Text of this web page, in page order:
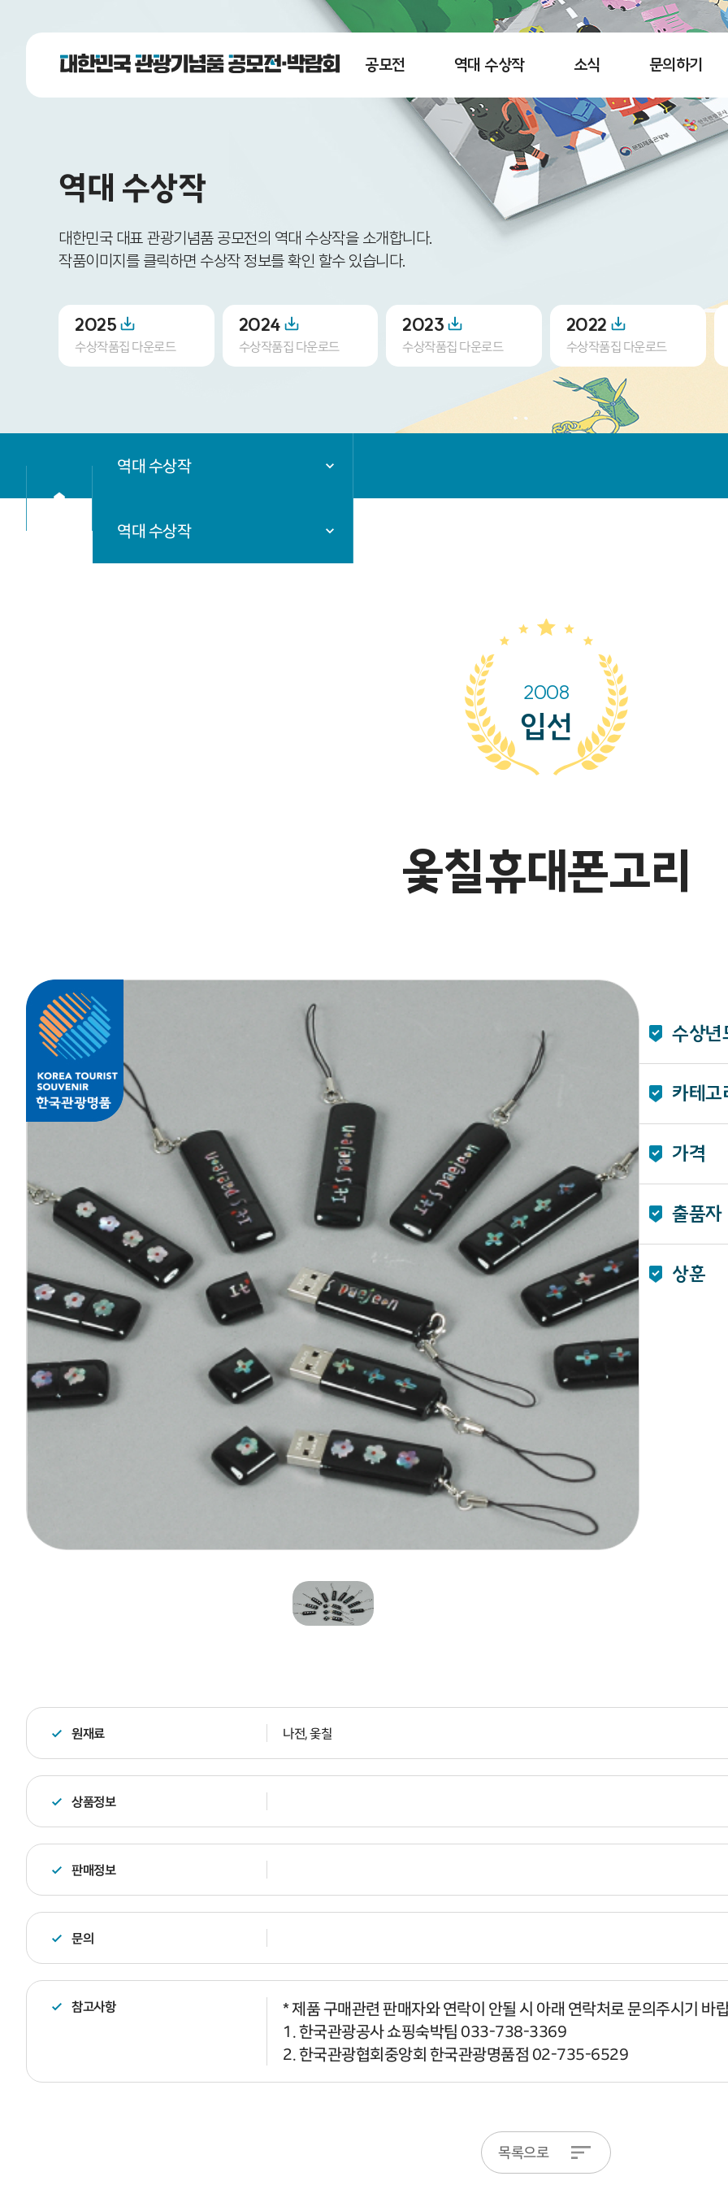
공모전 역대 수상작 소식 문의하기
역대 수상작
대한민국 대표 관광기념품 공모전의 역대 수상작을 소개합니다.
작품이미지를 클릭하면 수상작 정보를 확인 할수 있습니다.
2025
수상작품집 다운로드
2024
수상작품집 다운로드
2023
수상작품집 다운로드
2022
수상작품집 다운로드
역대 수상작
역대 수상작
2008
입선
옻칠휴대폰고리
수상년
카테고
가격
출품자
상훈
원재료 나전, 옻칠
상품정보
판매정보
문의
참고사항
* 제품 구매관련 판매자와 연락이 안될 시 아래 연락처로 문의주시기 바
1. 한국관광공사 쇼핑숙박팀 033-738-3369
2. 한국관광협회중앙회 한국관광명품점 02-735-6529
목록으로